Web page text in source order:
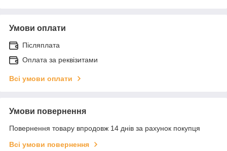
Умови оплати
Післяплата
Оплата за реквізитами
Всі умови оплати
Умови повернення
Повернення товару впродовж 14 днів за рахунок покупця
Всі умови повернення